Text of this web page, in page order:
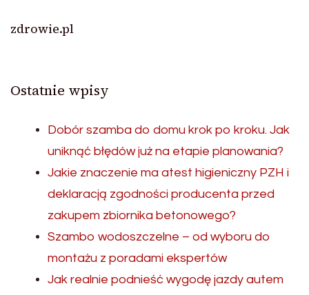
zdrowie.pl
Ostatnie wpisy
Dobór szamba do domu krok po kroku. Jak
uniknąć błędów już na etapie planowania?
Jakie znaczenie ma atest higieniczny PZH i
deklaracją zgodności producenta przed
zakupem zbiornika betonowego?
Szambo wodoszczelne – od wyboru do
montażu z poradami ekspertów
Jak realnie podnieść wygodę jazdy autem